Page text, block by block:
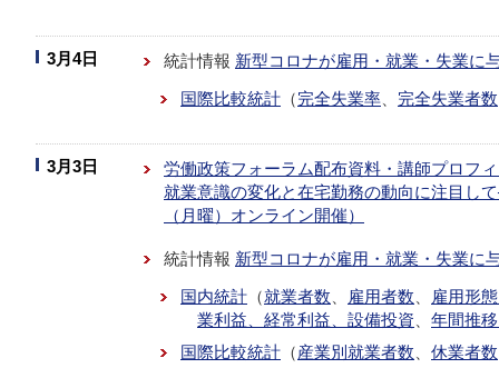
3月4日 統計情報 新型コロナが雇用・就業・失業に
国際比較統計 （完全失業率 完全失業者数
3月3日
労働政策フォーラム配布資料・講師プロフ
就業意識の変化と在宅勤務の動向に注目し
（月曜）オンライン開催）
統計情報 新型コロナが雇用・就業・失業に
国内統計 （就業者数 雇用者数
雇用形
業利益、経常利益、設備投資
年間推
国際比較統計 （産業別就業者数 休業者数